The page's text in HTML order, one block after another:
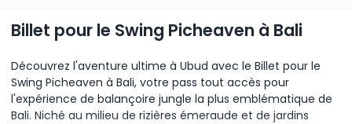
Billet pour le Swing Picheaven à Bali
Découvrez l'aventure ultime à Ubud avec le Billet pour le
Swing Picheaven à Bali, votre pass tout accès pour
l'expérience de balançoire jungle la plus emblématique de
Bali. Niché au milieu de rizières émeraude et de jardins